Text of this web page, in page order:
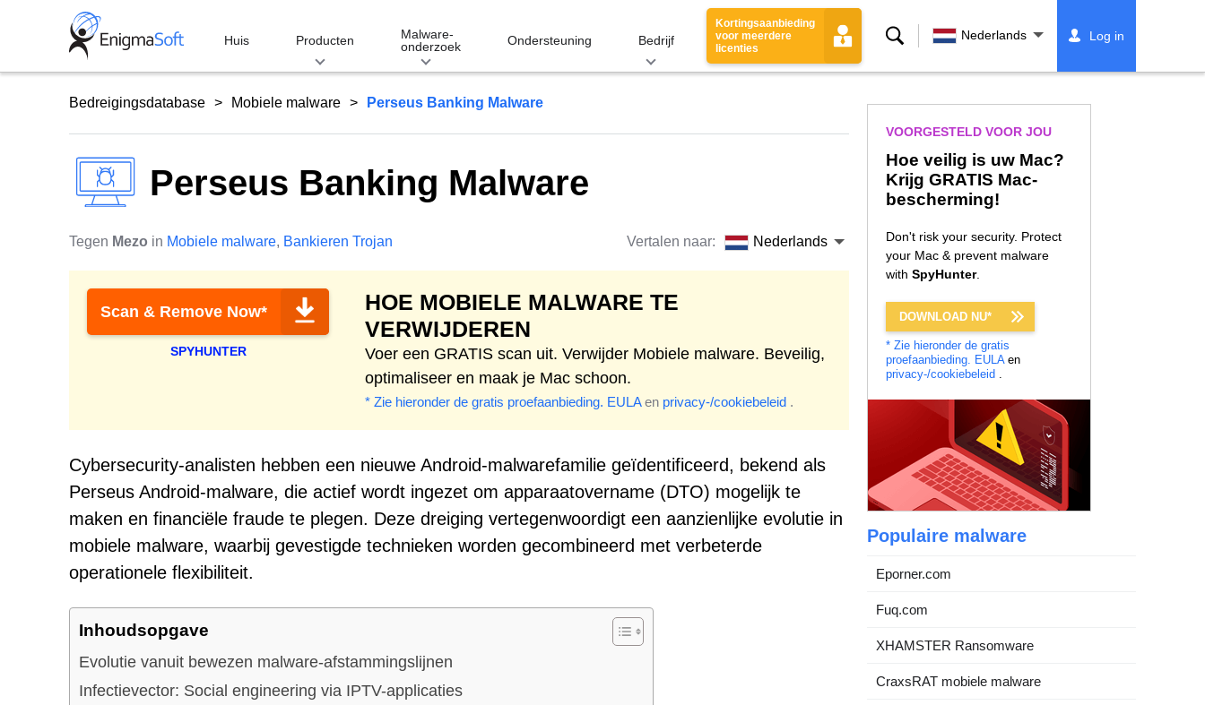
Huis Producten
Malware-
onderzoek
Ondersteuning Bedrijf
Kortingsaanbieding
voor meerdere
licenties
Zoeken Nederlands Log in
Bedreigingsdatabase Mobiele malware Perseus Banking Malware
Perseus Banking Malware
Tegen Mezo in Mobiele malware, Bankieren Trojan Vertalen naar: Nederlands
Scan & Remove Now*
SPYHUNTER
HOE MOBIELE MALWARE TE
VERWIJDEREN
Voer een GRATIS scan uit. Verwijder Mobiele malware. Beveilig,
optimaliseer en maak je Mac schoon.
* Zie hieronder de gratis proefaanbieding. EULAen privacy-/cookiebeleid .
Cybersecurity-analisten hebben een nieuwe Android-malwarefamilie geïdentificeerd, bekend als
Perseus Android-malware, die actief wordt ingezet om apparaatovername (DTO) mogelijk te
maken en financiële fraude te plegen. Deze dreiging vertegenwoordigt een aanzienlijke evolutie in
mobiele malware, waarbij gevestigde technieken worden gecombineerd met verbeterde
operationele flexibiliteit.
Inhoudsopgave
Evolutie vanuit bewezen malware-afstammingslijnen
Infectievector: Social engineering via IPTV-applicaties
VOORGESTELD VOOR JOU
Hoe veilig is uw Mac?
Krijg GRATIS Mac-
bescherming!
Don't risk your security. Protect
your Mac & prevent malware
with SpyHunter.
DOWNLOAD NU*
* Zie hieronder de gratis
proefaanbieding. EULAen
privacy-/cookiebeleid .
Populaire malware
Eporner.com
Fuq.com
XHAMSTER Ransomware
CraxsRAT mobiele malware